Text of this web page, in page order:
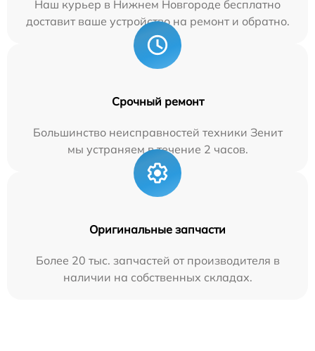
Наш курьер в Нижнем Новгороде бесплатно
доставит ваше устройство на ремонт и обратно.
Срочный ремонт
Большинство неисправностей техники Зенит
мы устраняем в течение 2 часов.
Оригинальные запчасти
Более 20 тыс. запчастей от производителя в
наличии на собственных складах.